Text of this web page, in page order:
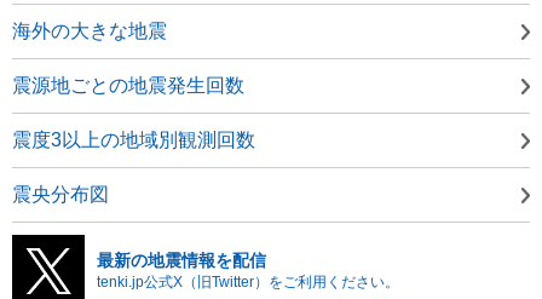
海外の大きな地震
震源地ごとの地震発生回数
震度3以上の地域別観測回数
震央分布図
最新の地震情報を配信
tenki.jp公式X（旧Twitter）をご利用ください。